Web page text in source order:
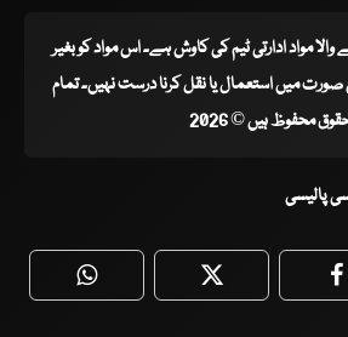
والا مواد ادارتی ٹیم کی کاوش ہے۔ اس مواد کو بغیر
میں استعمال یا نقل کرنا درست نہیں۔ تمام
محفوظ ہیں © 2026
پالیسی
WhatsApp Twitter